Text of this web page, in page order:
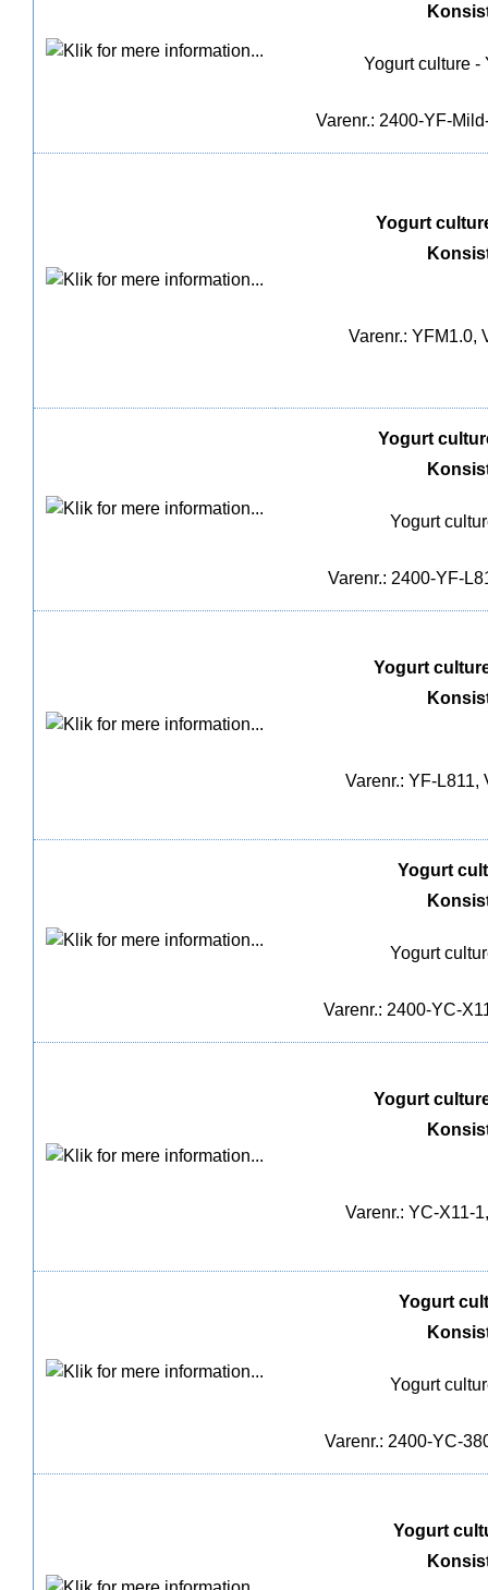
Yogurt culture -
Varenr.: 2400-YF-
Yogurt
Varenr.: YFM1.0,
Yogurt
Yogurt
Varenr.: 2400-YF-
Yogurt
Varenr.: YF-
Yogurt
Yogurt
Varenr.: 2400-YC-
Yogurt
Varenr.: YC-X11-
Yogurt
Yogurt
Varenr.: 2400-YC-
Yogurt